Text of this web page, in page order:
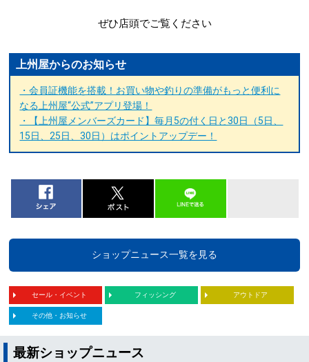
ぜひ店頭でご覧ください
上州屋からのお知らせ
・会員証機能を搭載！お買い物や釣りの準備がもっと便利に
なる上州屋“公式”アプリ登場！
・【上州屋メンバーズカード】毎月5の付く日と30日（5日、
15日、25日、30日）はポイントアップデー！
ショップニュース一覧を見る
セール・イベント フィッシング アウトドア
その他・お知らせ
最新ショップニュース